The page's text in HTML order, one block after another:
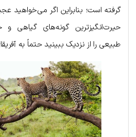
گرفته است؛ بنابراین اگر می‌خواهید
حیرت‌انگیزترین گونه‌های گیاهی و
طبیعی را از نزدیک ببینید حتماً به